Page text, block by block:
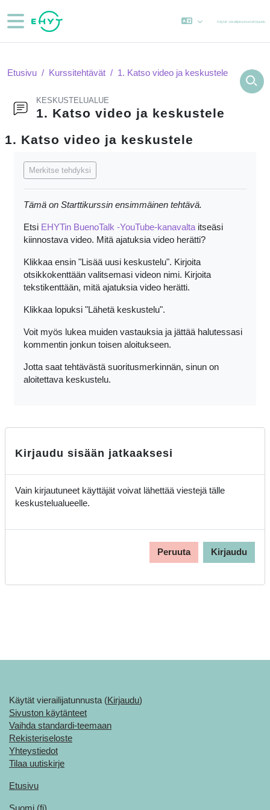
Sivupaneeli
Käytät vierailijatunnustaKirjaudu
Etusivu Kurssitehtävät 1. Katso video ja keskustele
KESKUSTELUALUE
1. Katso video ja keskustele
1. Katso video ja keskustele
Merkitse tehdyksi
Tämä on Starttikurssin ensimmäinen tehtävä.
Etsi EHYTin BuenoTalk -YouTube-kanavalta itseäsi
kiinnostava video. Mitä ajatuksia video herätti?
Klikkaa ensin "Lisää uusi keskustelu". Kirjoita
otsikkokenttään valitsemasi videon nimi. Kirjoita
tekstikenttään, mitä ajatuksia video herätti.
Klikkaa lopuksi "Lähetä keskustelu".
Voit myös lukea muiden vastauksia ja jättää halutessasi
kommentin jonkun toisen aloitukseen.
Jotta saat tehtävästä suoritusmerkinnän, sinun on
aloitettava keskustelu.
Kirjaudu sisään jatkaaksesi
Vain kirjautuneet käyttäjät voivat lähettää viestejä tälle
keskustelualueelle.
Peruuta Kirjaudu
Käytät vierailijatunnusta (Kirjaudu)
Sivuston käytänteet
Vaihda standardi-teemaan
Rekisteriseloste
Yhteystiedot
Tilaa uutiskirje
Etusivu
Suomi ‎(fi)‎